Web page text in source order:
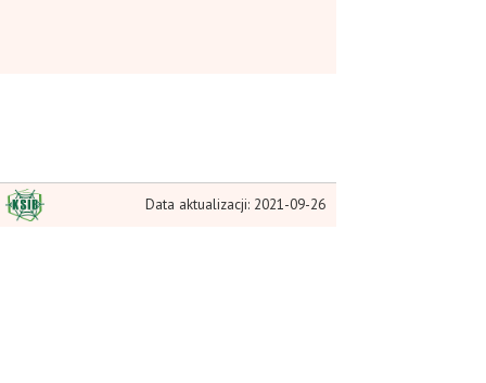
Data aktualizacji: 2021-09-26